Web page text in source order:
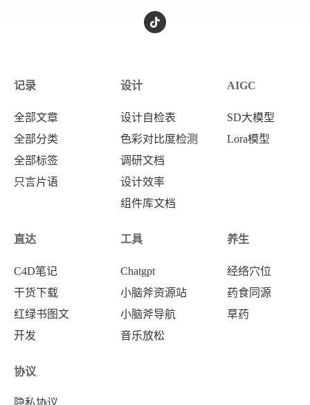
记录
全部文章
全部分类
全部标签
只言片语
设计
设计自检表
色彩对比度检测
调研文档
设计效率
组件库文档
AIGC
SD大模型
Lora模型
直达
C4D笔记
干货下载
红绿书图文
开发
工具
Chatgpt
小脑斧资源站
小脑斧导航
音乐放松
养生
经络穴位
药食同源
草药
协议